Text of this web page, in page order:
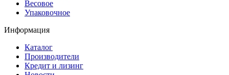
Весовое
Упаковочное
Информация
Каталог
Производители
Кредит и лизинг